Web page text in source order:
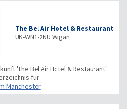
The Bel Air Hotel & Restaurant
UK-WN1-2NU Wigan
'The Bel Air Hotel & Restaurant'
für
Manchester